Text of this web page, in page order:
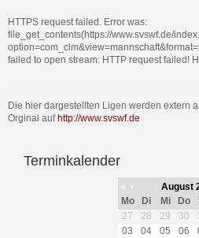
HTTPS request failed. Error was:
file_get_contents(https://www.svswf.de/
failed to open stream: HTTP request failed!
Die hier dargestellten Ligen werden extern
Orginal auf http://www.svswf.de
Terminkalender
« ‹ August
Mo
Di Mi Do
27
28 29 30
03
04 05 06